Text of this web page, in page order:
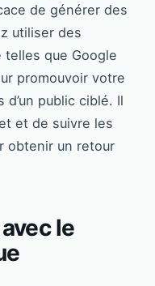
de générer des
utiliser des
que Google
promouvoir votre
public ciblé. Il
et de suivre les
obtenir un retour
le